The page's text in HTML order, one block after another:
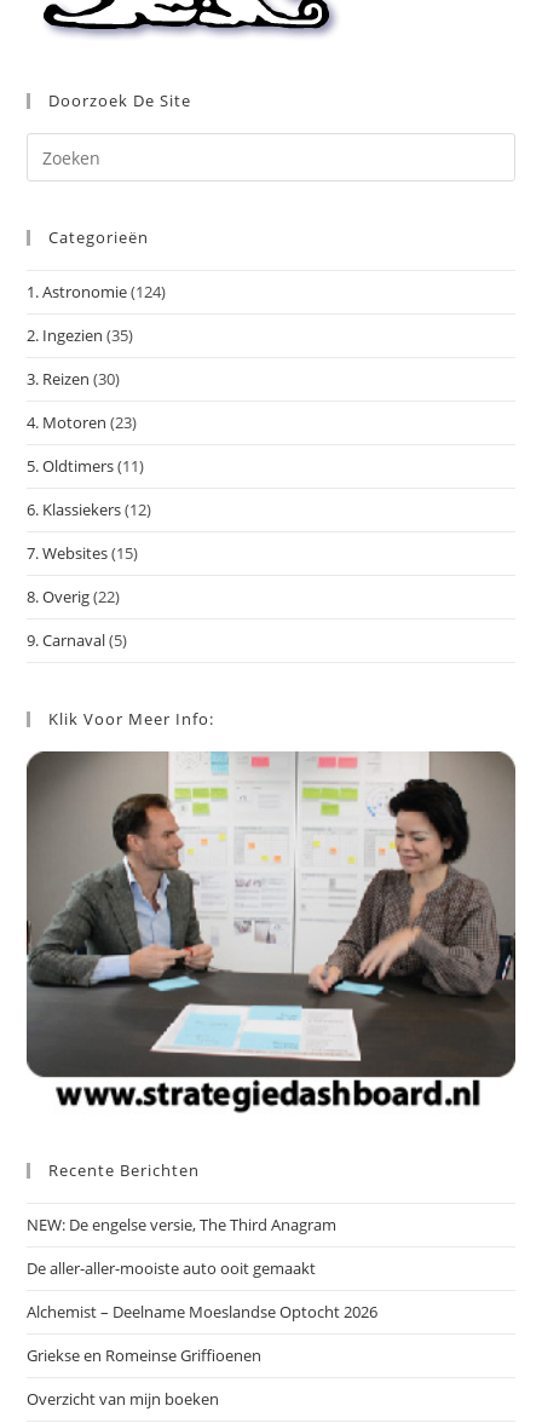
Doorzoek De Site
op
Categorieën
1. Astronomie(124)
2. Ingezien (35)
3. Reizen (30)
4. Motoren (23)
5. Oldtimers(11)
6. Klassiekers(12)
7. Websites(15)
8. Overig(22)
9. Carnaval(5)
Klik Voor Meer Info:
Recente Berichten
NEW: De engelse versie, The Third Anagram
De aller-aller-mooiste auto ooit gemaakt
Alchemist – Deelname Moeslandse Optocht 2026
Griekse en Romeinse Griffioenen
Overzicht van mijn boeken